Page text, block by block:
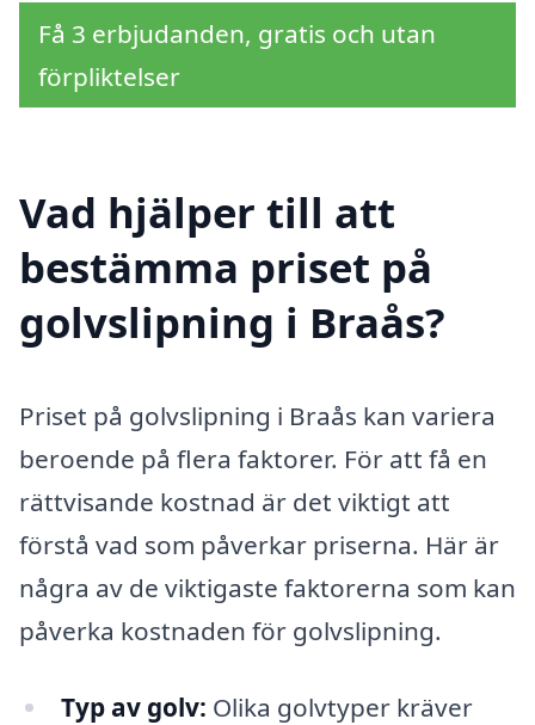
Få 3 erbjudanden, gratis och utan
förpliktelser
Vad hjälper till att
bestämma priset på
golvslipning i Braås?
Priset på golvslipning i Braås kan variera
beroende på flera faktorer. För att få en
rättvisande kostnad är det viktigt att
förstå vad som påverkar priserna. Här är
några av de viktigaste faktorerna som kan
påverka kostnaden för golvslipning.
Typ av golv: Olika golvtyper kräver